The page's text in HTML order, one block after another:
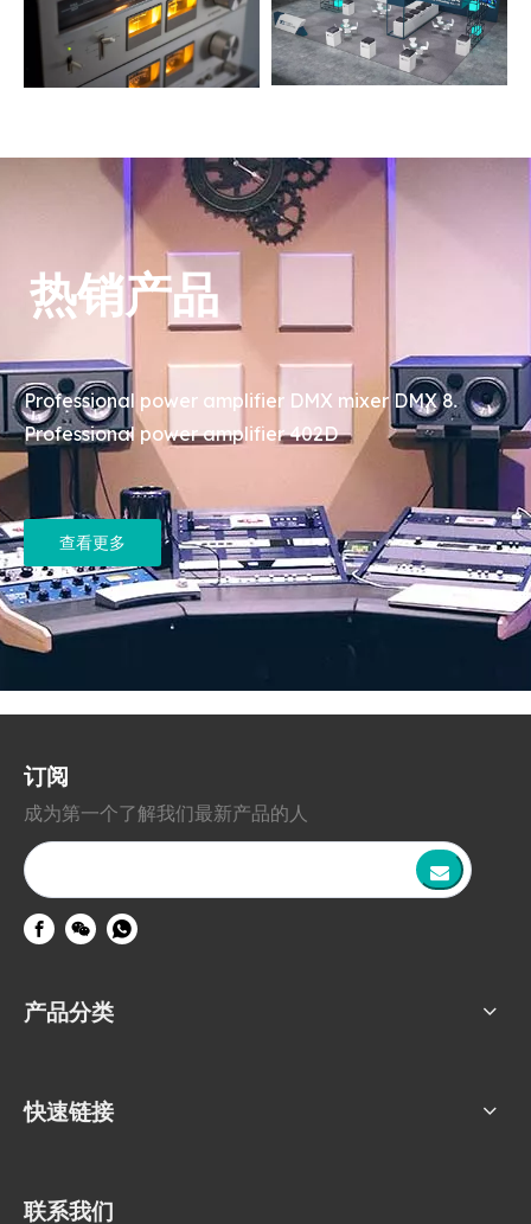
热销产品
Professional power amplifier DMX mixer DMX 8
Professional power amplifier 402D
查看更多
订阅
成为第一个了解我们最新产品的人
产品分类
快速链接
联系我们